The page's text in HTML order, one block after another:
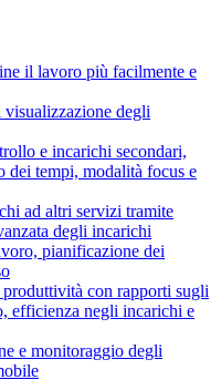
il lavoro più facilmente e
degli
e incarichi secondari,
tempi, modalità focus e
ad altri servizi tramite
degli incarichi
pianificazione dei
con rapporti sugli
efficienza negli incarichi e
e monitoraggio degli